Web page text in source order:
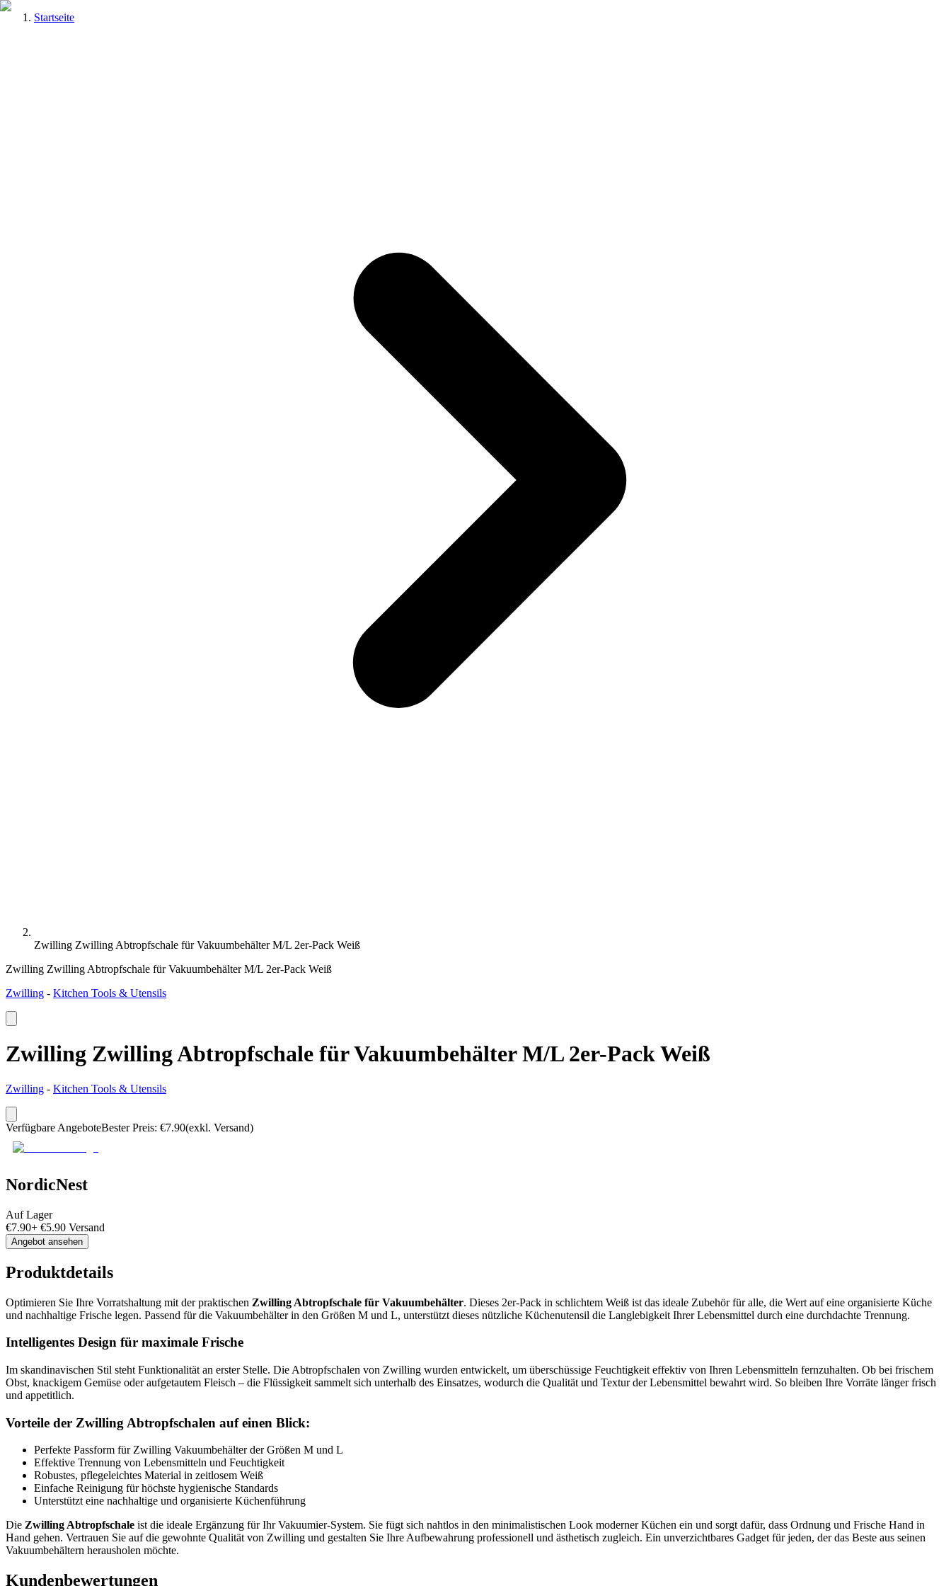
Startseite
Zwilling Zwilling Abtropfschale für Vakuumbehälter M/L 2er-Pack Weiß
Zwilling Zwilling Abtropfschale für Vakuumbehälter M/L 2er-Pack Weiß
Zwilling - Kitchen Tools & Utensils
Zwilling Zwilling Abtropfschale für Vakuumbehälter M/L 2er-Pack Weiß
Zwilling - Kitchen Tools & Utensils
Verfügbare AngeboteBester Preis: €7.90(exkl. Versand)
NordicNest
Auf Lager
€7.90+ €5.90 Versand
Angebot ansehen
Produktdetails
Optimieren Sie Ihre Vorratshaltung mit der praktischen Zwilling Abtropfschale für Vakuumbehälter. Dieses 2er-Pack in schlichtem Weiß ist das ideale Zubehör für alle, die Wert auf eine organisierte Küche
und nachhaltige Frische legen. Passend für die Vakuumbehälter in den Größen M und L, unterstützt dieses nützliche Küchenutensil die Langlebigkeit Ihrer Lebensmittel durch eine durchdachte Trennung.
Intelligentes Design für maximale Frische
Im skandinavischen Stil steht Funktionalität an erster Stelle. Die Abtropfschalen von Zwilling wurden entwickelt, um überschüssige Feuchtigkeit effektiv von Ihren Lebensmitteln fernzuhalten. Ob bei frischem
Obst, knackigem Gemüse oder aufgetautem Fleisch – die Flüssigkeit sammelt sich unterhalb des Einsatzes, wodurch die Qualität und Textur der Lebensmittel bewahrt wird. So bleiben Ihre Vorräte länger frisch
und appetitlich.
Vorteile der Zwilling Abtropfschalen auf einen Blick:
Perfekte Passform für Zwilling Vakuumbehälter der Größen M und L
Effektive Trennung von Lebensmitteln und Feuchtigkeit
Robustes, pflegeleichtes Material in zeitlosem Weiß
Einfache Reinigung für höchste hygienische Standards
Unterstützt eine nachhaltige und organisierte Küchenführung
Die Zwilling Abtropfschale ist die ideale Ergänzung für Ihr Vakuumier-System. Sie fügt sich nahtlos in den minimalistischen Look moderner Küchen ein und sorgt dafür, dass Ordnung und Frische Hand in
Hand gehen. Vertrauen Sie auf die gewohnte Qualität von Zwilling und gestalten Sie Ihre Aufbewahrung professionell und ästhetisch zugleich. Ein unverzichtbares Gadget für jeden, der das Beste aus seinen
Vakuumbehältern herausholen möchte.
Kundenbewertungen